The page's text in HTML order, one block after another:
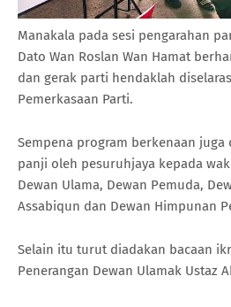
Manakala pada sesi pengarahan
Dato Wan Roslan Wan Hamat
dan gerak parti hendaklah
Pemerkasaan Parti.
Sempena program berkenaan juga
panji oleh pesuruhjaya kepada
Dewan Ulama, Dewan Pemuda,
Assabiqun dan Dewan Himpunan
Selain itu turut diadakan bacaan
Penerangan Dewan Ulamak Ustaz